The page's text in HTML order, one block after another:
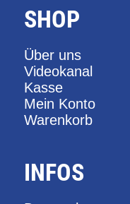
SHOP
Über uns
Videokanal
Kasse
Mein Konto
Warenkorb
INFOS